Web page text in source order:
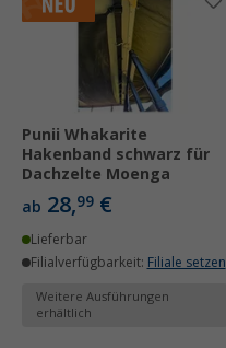
Punii Whakarite
Hakenband schwarz für
Dachzelte Moenga
ab 28,99 €
Lieferbar
Filialverfügbarkeit: Filiale setzen
Weitere Ausführungen
erhältlich